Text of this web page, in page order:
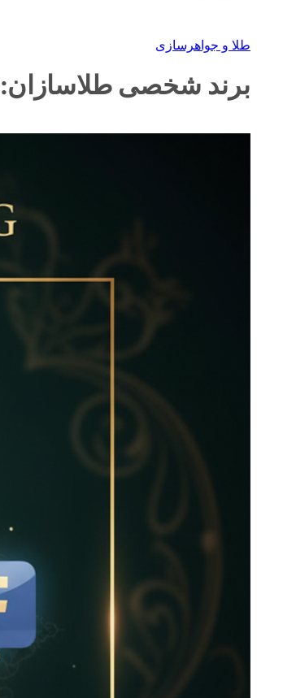
طلا و جواهرسازی
برند شخصی طلاسازان: